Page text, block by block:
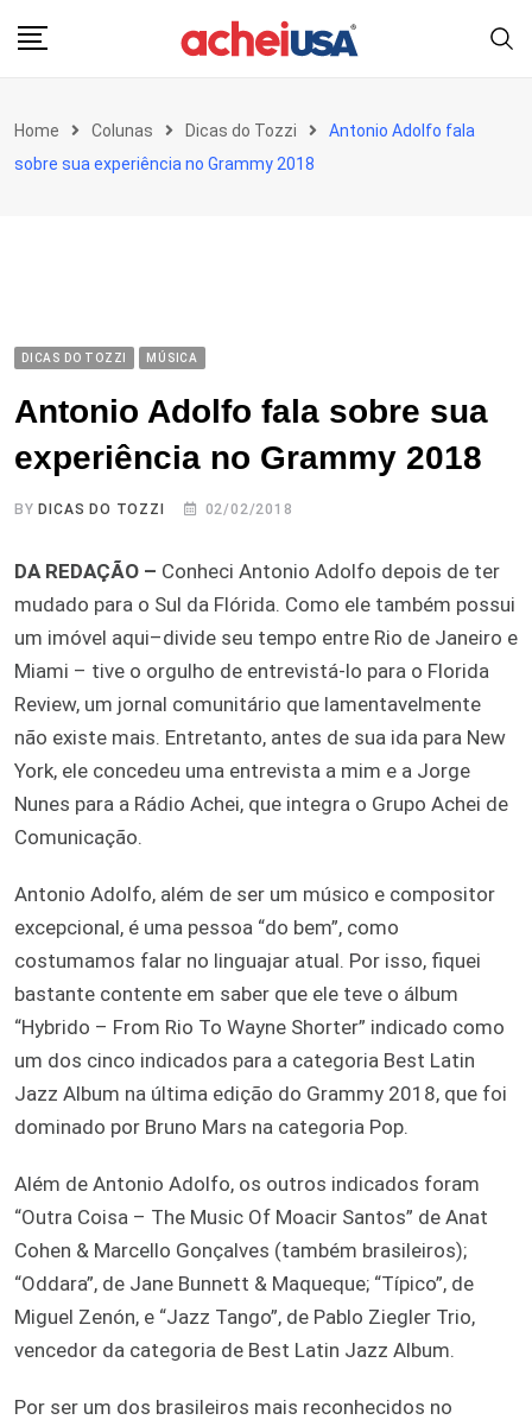
Home Colunas Dicas do Tozzi
Antonio Adolfo fala
sobre sua experiência no Grammy 2018
DICAS DO TOZZI MÚSICA
Antonio Adolfo fala sobre sua
experiência no Grammy 2018
BYDICAS DO TOZZI 02/02/2018
DA REDAÇÃO – Conheci Antonio Adolfo depois de ter
mudado para o Sul da Flórida. Como ele também possui
um imóvel aqui–divide seu tempo entre Rio de Janeiro e
Miami – tive o orgulho de entrevistá-lo para o Florida
Review, um jornal comunitário que lamentavelmente
não existe mais. Entretanto, antes de sua ida para New
York, ele concedeu uma entrevista a mim e a Jorge
Nunes para a Rádio Achei, que integra o Grupo Achei de
Comunicação.
Antonio Adolfo, além de ser um músico e compositor
excepcional, é uma pessoa “do bem”, como
costumamos falar no linguajar atual. Por isso, fiquei
bastante contente em saber que ele teve o álbum
“Hybrido – From Rio To Wayne Shorter” indicado como
um dos cinco indicados para a categoria Best Latin
Jazz Album na última edição do Grammy 2018, que foi
dominado por Bruno Mars na categoria Pop.
Além de Antonio Adolfo, os outros indicados foram
“Outra Coisa – The Music Of Moacir Santos” de Anat
Cohen & Marcello Gonçalves (também brasileiros);
“Oddara”, de Jane Bunnett & Maqueque; “Típico”, de
Miguel Zenón, e “Jazz Tango”, de Pablo Ziegler Trio,
vencedor da categoria de Best Latin Jazz Album.
Por ser um dos brasileiros mais reconhecidos no